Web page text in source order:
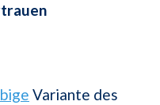
Variante des